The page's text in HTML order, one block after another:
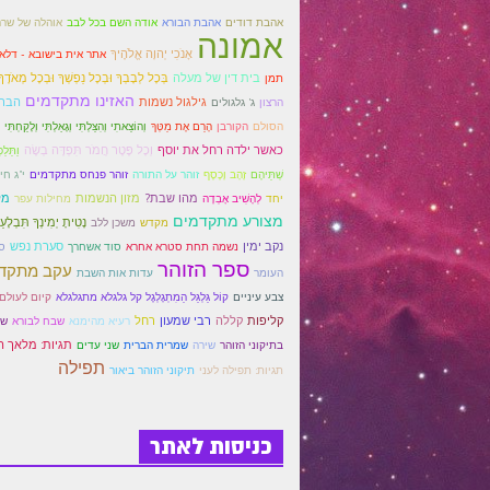
אהבת דודים אהבת הבורא אודה השם בכל לבב אוהלה של
אמונה אָנֹכִי יְהוָה אֱלֹהֶיךָ אתר אית בישובא -
תמן בית דין של מעלה בְּכָל לְבָבְךָ וּבְכָל נַפְשְׁךָ וּבְכָל
הרצון ג' גלגולים גילגול נשמות האזינו מתקדמים
הסולם הקורבן הָרֵם אֶת מַטְּךָ וְהוֹצֵאתִי וְהִצַּלְתִּי וְגָאַלְתִּי וְלָקַחְתִּי
כאשר ילדה רחל את יוסף וְכָל פֶּטֶר חֲמֹר תִּפְדֶּה בְשֶׂה
שְׁתֵּיהֶם זָהָב וָכֶסֶף זוהר על התורה זוהר פנחס מתקדמים י"ג
יחד לְהָשִׁיב אָבְדָה מהו שבת? מזון הנשמות מחילות עפר
מצורע מתקדמים מקדש משכן ללב נָטִיתָ יְמִינְךָ
נקב ימין נשמה תחת סטרא אחרא סוד אשחרך סערת נפש
העומר ספר הזוהר עדות אות השבת עקב
צבע עיניים קוֹל גַּלְגַּל הַמִתְגָלְגֶל קל גלגלא מתגלגלא קיום לעולם
קליפות קללה רבי שמעון רחל רעיא מהימנא שבח לבורא
בתיקוני הזוהר שירה שמרית הברית שני עדים תגיות: מלאך
תגיות: תפילה לעני תיקוני הזוהר ביאור תפילה
כניסות לאתר